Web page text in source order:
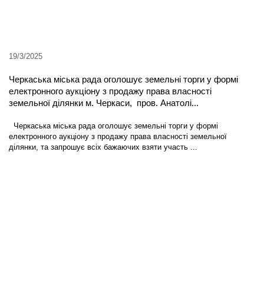
19/3/2025
Черкаська міська рада оголошує земельні торги у формі
електронного аукціону з продажу права власності
земельної ділянки м. Черкаси, пров. Анатолі...
Черкаська міська рада оголошує земельні торги у формі
електронного аукціону з продажу права власності земельної
ділянки, та запрошує всіх бажаючих взяти участь ...